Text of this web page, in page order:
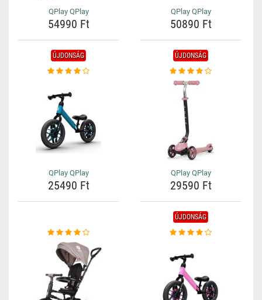
QPlay QPlay
54990 Ft
QPlay QPlay
50890 Ft
ÚJDONSÁG
QPlay QPlay
25490 Ft
ÚJDONSÁG
QPlay QPlay
29590 Ft
ÚJDONSÁG